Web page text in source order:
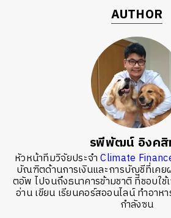
AUTHOR
รพีพัฒน์ อิงคสิ
หัวหน้าทีมวิจัยประจำClimate
บัณฑิตด้านการเงินและการบัญชีที่เคย
ตอัพ ไปจนถึงธนาคารข้ามชาติ ที่ชอบใ
อ่าน เขียน เรียนคอร์สออนไลน์ ทำอาห
กำลังซน